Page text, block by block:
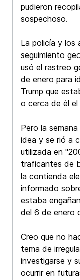
pudieron
sospechoso.
La policía y los
seguimiento
usó el rastreo
de enero para
Trump que
o cerca de él
Pero la
idea y se rió a
utilizada en
traficantes de
la contienda
informado
estaba
del 6 de enero
Creo que no
tema de
investigarse y
ocurrir en